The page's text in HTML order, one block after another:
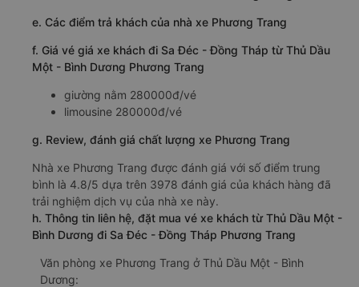
e. Các điểm trả khách của nhà xe Phương Trang
f. Giá vé giá xe khách đi Sa Đéc - Đồng Tháp từ Thủ Dầu
Một - Bình Dương Phương Trang
giường nằm 280000đ/vé
limousine 280000đ/vé
g. Review, đánh giá chất lượng xe Phương Trang
Nhà xe Phương Trang được đánh giá với số điểm trung
bình là 4.8/5 dựa trên 3978 đánh giá của khách hàng đã
trải nghiệm dịch vụ của nhà xe này.
h. Thông tin liên hệ, đặt mua vé xe khách từ Thủ Dầu Một -
Bình Dương đi Sa Đéc - Đồng Tháp Phương Trang
Văn phòng xe Phương Trang ở Thủ Dầu Một - Bình
Dương: